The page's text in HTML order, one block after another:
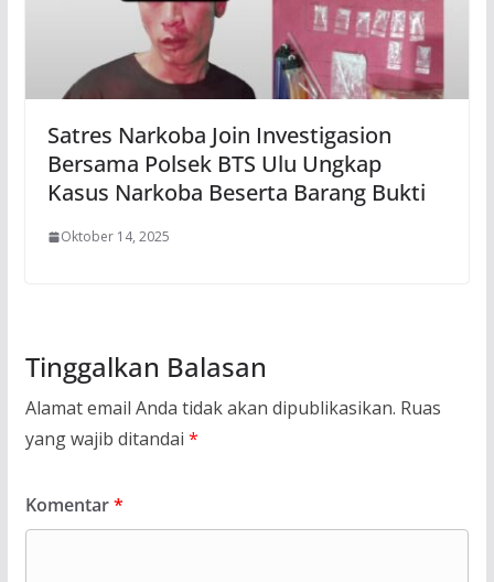
Satres Narkoba Join Investigasion
Bersama Polsek BTS Ulu Ungkap
Kasus Narkoba Beserta Barang Bukti
Oktober 14, 2025
Tinggalkan Balasan
Alamat email Anda tidak akan dipublikasikan. Ruas
yang wajib ditandai *
Komentar*